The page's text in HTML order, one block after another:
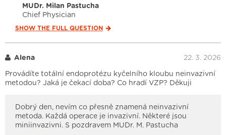
MUDr. Milan Pastucha
Chief Physician
SHOW THE FULL QUESTION
Alena 22. 3. 2026
Provádíte totální endoprotézu kyčelního kloubu neinvazivní
metodou? Jaká je čekací doba? Co hradí VZP? Děkuji
Dobrý den, nevím co přesně znamená neinvazivní
metoda. Každá operace je invazivní. Některé jsou
miniinvazivni. S pozdravem MUDr. M. Pastucha